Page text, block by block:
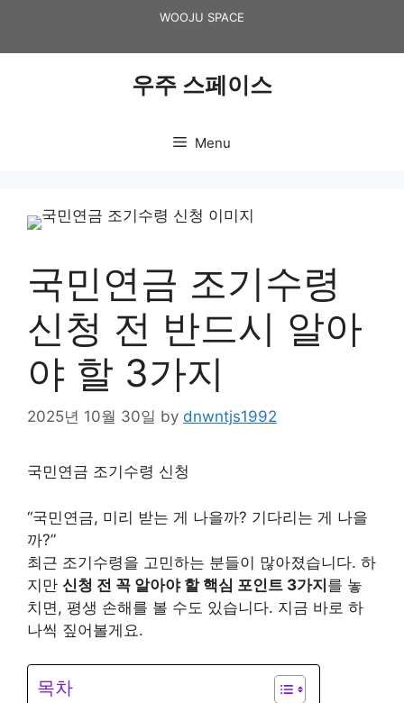
content
WOOJU SPACE
우주 스페이스
Menu
국민연금 조기수령
신청 전 반드시 알아
야 할 3가지
2025년 10월 30일 by dnwntjs1992
국민연금 조기수령 신청
“국민연금, 미리 받는 게 나을까? 기다리는 게 나을
까?”
최근 조기수령을 고민하는 분들이 많아졌습니다. 하
지만 신청 전 꼭 알아야 할 핵심 포인트 3가지를 놓
치면, 평생 손해를 볼 수도 있습니다. 지금 바로 하
나씩 짚어볼게요.
목차